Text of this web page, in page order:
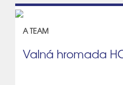
A TEAM
Valná hromada